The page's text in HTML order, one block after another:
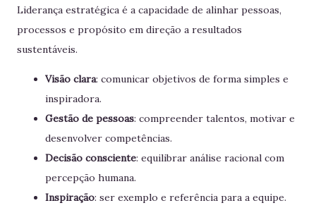
Liderança estratégica é a capacidade de alinhar pessoas,
processos e propósito em direção a resultados
sustentáveis.
Visão clara: comunicar objetivos de forma simples e
inspiradora.
Gestão de pessoas: compreender talentos, motivar e
desenvolver competências.
Decisão consciente: equilibrar análise racional com
percepção humana.
Inspiração: ser exemplo e referência para a equipe.